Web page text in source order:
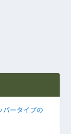
ータイプの